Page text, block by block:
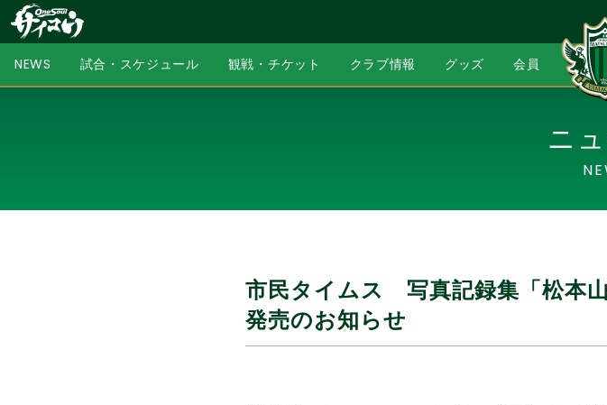
NEWS 試合・スケジュール 観戦・チケット クラブ情報 グッズ 会員
ニ
市民タイムス 写真記録集「松本
発売のお知らせ